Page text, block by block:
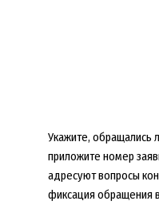
Укажите, обращались
приложите номер
адресуют вопросы
фиксация обращения